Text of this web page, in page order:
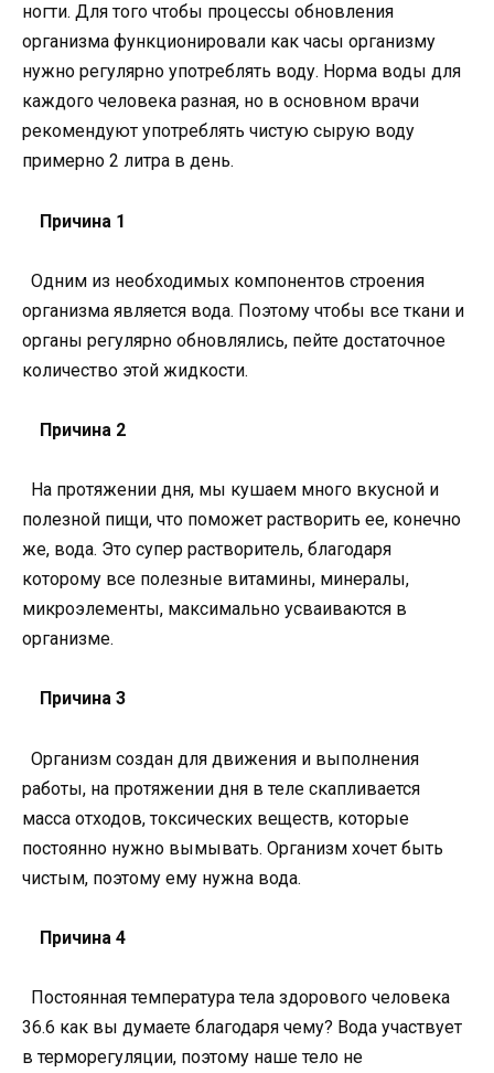
ногти. Для того чтобы процессы обновления
организма функционировали как часы организму
нужно регулярно употреблять воду. Норма воды для
каждого человека разная, но в основном врачи
рекомендуют употреблять чистую сырую воду
примерно 2 литра в день.
Причина 1
Одним из необходимых компонентов строения
организма является вода. Поэтому чтобы все ткани и
органы регулярно обновлялись, пейте достаточное
количество этой жидкости.
Причина 2
На протяжении дня, мы кушаем много вкусной и
полезной пищи, что поможет растворить ее, конечно
же, вода. Это супер растворитель, благодаря
которому все полезные витамины, минералы,
микроэлементы, максимально усваиваются в
организме.
Причина 3
Организм создан для движения и выполнения
работы, на протяжении дня в теле скапливается
масса отходов, токсических веществ, которые
постоянно нужно вымывать. Организм хочет быть
чистым, поэтому ему нужна вода.
Причина 4
Постоянная температура тела здорового человека
36.6 как вы думаете благодаря чему? Вода участвует
в терморегуляции, поэтому наше тело не